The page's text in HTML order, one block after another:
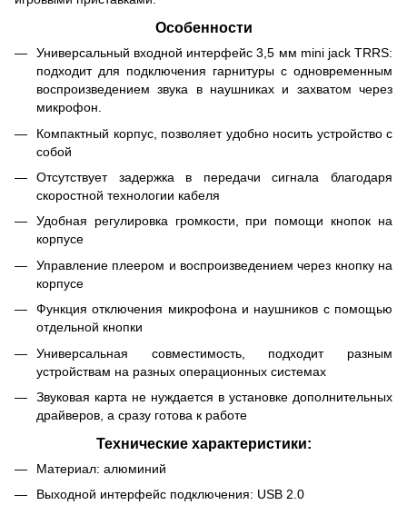
Особенности
Универсальный входной интерфейс 3,5 мм mini jack TRRS:
подходит для подключения гарнитуры с одновременным
воспроизведением звука в наушниках и захватом через
микрофон.
Компактный корпус, позволяет удобно носить устройство с
собой
Отсутствует задержка в передачи сигнала благодаря
скоростной технологии кабеля
Удобная регулировка громкости, при помощи кнопок на
корпусе
Управление плеером и воспроизведением через кнопку на
корпусе
Функция отключения микрофона и наушников с помощью
отдельной кнопки
Универсальная совместимость, подходит разным
устройствам на разных операционных системах
Звуковая карта не нуждается в установке дополнительных
драйверов, а сразу готова к работе
Технические характеристики:
Материал: алюминий
Выходной интерфейс подключения: USB 2.0